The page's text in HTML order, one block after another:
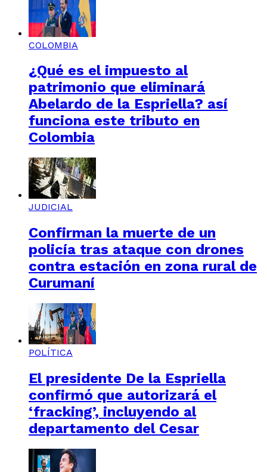
COLOMBIA
¿Qué es el impuesto al
patrimonio que eliminará
Abelardo de la Espriella? así
funciona este tributo en
Colombia
JUDICIAL
Confirman la muerte de un
policía tras ataque con drones
contra estación en zona rural de
Curumaní
POLÍTICA
El presidente De la Espriella
confirmó que autorizará el
‘fracking’, incluyendo al
departamento del Cesar